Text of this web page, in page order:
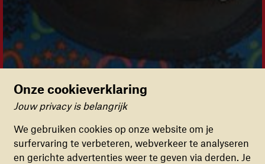
Cookievoorkeuren
FUNCTIONELE COOKIES
Deze cookies zorgen ervoor dat de website naar
Onze cookieverklaring
Jouw privacy is belangrijk
We gebruiken cookies op onze website om je
surfervaring te verbeteren, webverkeer te analyseren
en gerichte advertenties weer te geven via derden. Je